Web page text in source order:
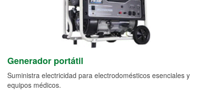
Generador portátil
Suministra electricidad para electrodomésticos esenciales y
equipos médicos.